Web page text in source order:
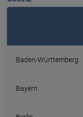
Baden-Württemberg
Bayern